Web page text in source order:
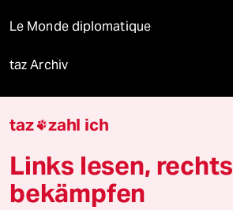
Le Monde diplomatique
taz Archiv
Mehr taz Angebote
Reisen
taz zahl ich
Links lesen, rechts
bekämpfen